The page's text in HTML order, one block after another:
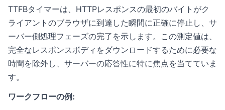
TTFBタイマーは、HTTPレスポンスの最初のバイトがク
ライアントのブラウザに到達した瞬間に正確に停止し、サ
ーバー側処理フェーズの完了を示します。この測定値は、
完全なレスポンスボディをダウンロードするために必要な
時間を除外し、サーバーの応答性に特に焦点を当てていま
す。
ワークフローの例: